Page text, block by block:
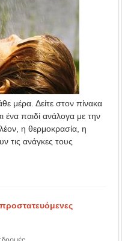
μέρα. Δείτε στον πίνακα
ένα παιδί ανάλογα με την
η θερμοκρασία, η
τις ανάγκες τους